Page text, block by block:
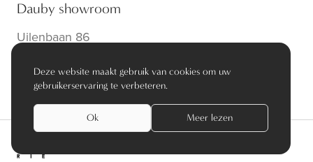
Dauby showroom
Uilenbaan 86
info@dauby.be|+32 3 354 16 86
Deze website maakt gebruik van cookies om uw
gebruikerservaring te verbeteren.
Ok Meer lezen